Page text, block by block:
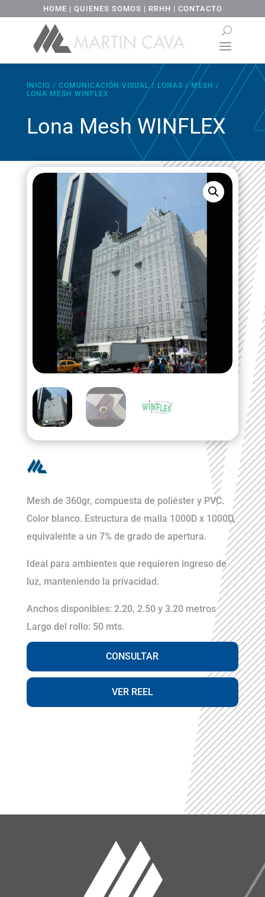
HOME | QUIENES SOMOS | RRHH | CONTACTO
INICIO / COMUNICACIÓN VISUAL / LONAS /MESH /
LONA MESH WINFLEX
Lona Mesh WINFLEX
Mesh de 360gr, compuesta de poliéster y PVC.
Color blanco. Estructura de malla 1000D x 1000D,
equivalente a un 7% de grado de apertura.
Ideal para ambientes que requieren ingreso de
luz, manteniendo la privacidad.
Anchos disponibles: 2.20, 2.50 y 3.20 metros
Largo del rollo: 50 mts.
CONSULTAR
VER REEL